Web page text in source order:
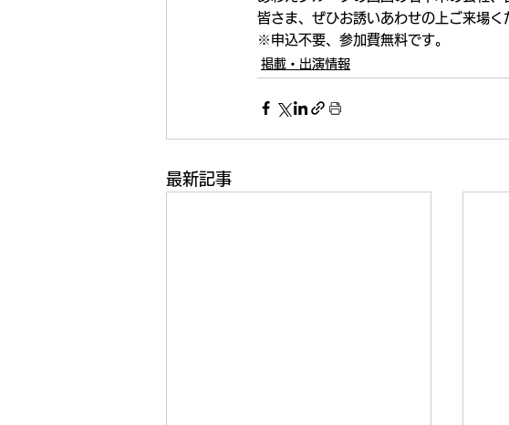
皆さま、ぜひお誘いあわせの上ご来場く
※申込不要、参加費無料です。
掲載・出演情報
最新記事